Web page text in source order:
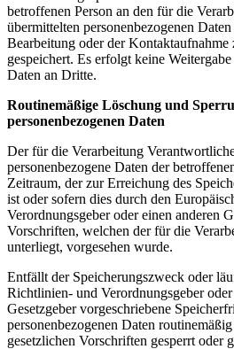
betroffenen Person an den für die
übermittelten personenbezogenen
Bearbeitung oder der Kontaktaufnahme
gespeichert. Es erfolgt keine
Daten an Dritte.
Routinemäßige Löschung und
personenbezogenen Daten
Der für die Verarbeitung
personenbezogene Daten der
Zeitraum, der zur Erreichung des
ist oder sofern dies durch den
Verordnungsgeber oder einen anderen
Vorschriften, welchen der für die
unterliegt, vorgesehen wurde.
Entfällt der Speicherungszweck oder
Richtlinien- und Verordnungsgeber
Gesetzgeber vorgeschriebene
personenbezogenen Daten
gesetzlichen Vorschriften gesperrt oder